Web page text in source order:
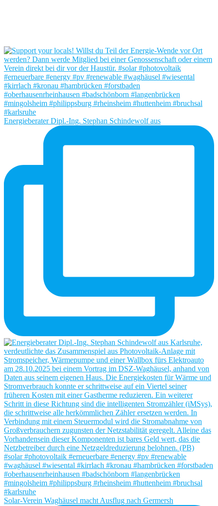
Energieberater Dipl.-Ing. Stephan Schindewolf aus
Solar-Verein Waghäusel macht Ausflug nach Germersh